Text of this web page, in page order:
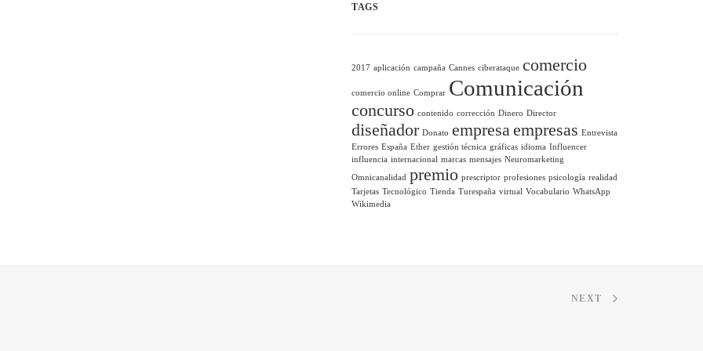
TAGS
2017 aplicación campaña Cannes ciberataque comercio
comercio online Comprar Comunicación
concurso contenido corrección Dinero Director
diseñador Donato empresaempresas Entrevista
Errores España Ether gestión técnica gráficas idioma Influencer
influencia internacional marcas mensajes Neuromarketing
Omnicanalidad premio prescriptor profesiones psicología realidad
Tarjetas Tecnológico Tienda Turespaña virtual Vocabulario WhatsApp
Wikimedia
NEXT